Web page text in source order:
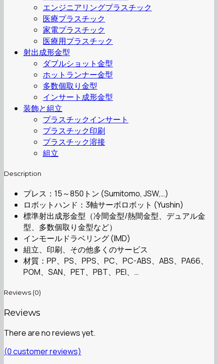
エンジニアリングプラスチック
医療プラスチック
家電プラスチック
医療用プラスチック
射出成形金型
ダブルショット金型
ホットランナー金型
多数個取り金型
インサート成形金型
装飾と組立
プラスチックインサート
プラスチック印刷
プラスチック溶接
組立
Description
プレス：15～850トン (Sumitomo, JSW,…)
ロボットハンド：3軸サーボロボット (Yushin)
標準射出成形金型（冷間金型/熱間金型、デュアル金
型、多数個取り金型など）
インモールドラベリング (IMD)
組立、印刷、その他多くのサービス
材質：PP、PS、PPS、PC、PC-ABS、ABS、PA66、
POM、SAN、PET、PBT、PEI、…
Reviews (0)
Reviews
There are no reviews yet.
(0customer reviews)